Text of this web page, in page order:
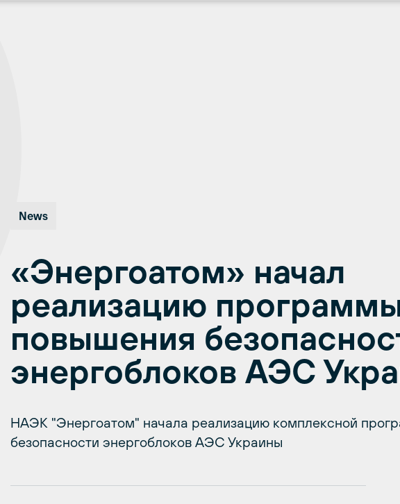
News
«Энергоатом» начал
реализацию
повышения
энергоблоков АЭС
НАЭК "Энергоатом" начала реализацию комплексной
безопасности энергоблоков АЭС Украины